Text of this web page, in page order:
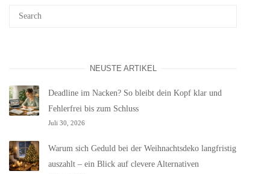
NEUSTE ARTIKEL
Deadline im Nacken? So bleibt dein Kopf klar und
Fehlerfrei bis zum Schluss
Juli 30, 2026
Warum sich Geduld bei der Weihnachtsdeko langfristig
auszahlt – ein Blick auf clevere Alternativen